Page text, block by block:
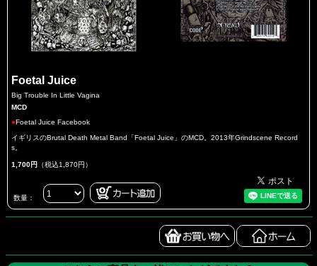
Foetal Juice
Big Trouble In Little Vagina
MCD
●Foetal Juice Facebook
イギリスのBrutal Death Metal Band「Foetal Juice」のMCD。2013年Grindscene Record
s。
1,700円 （税込1,870円）
数量：